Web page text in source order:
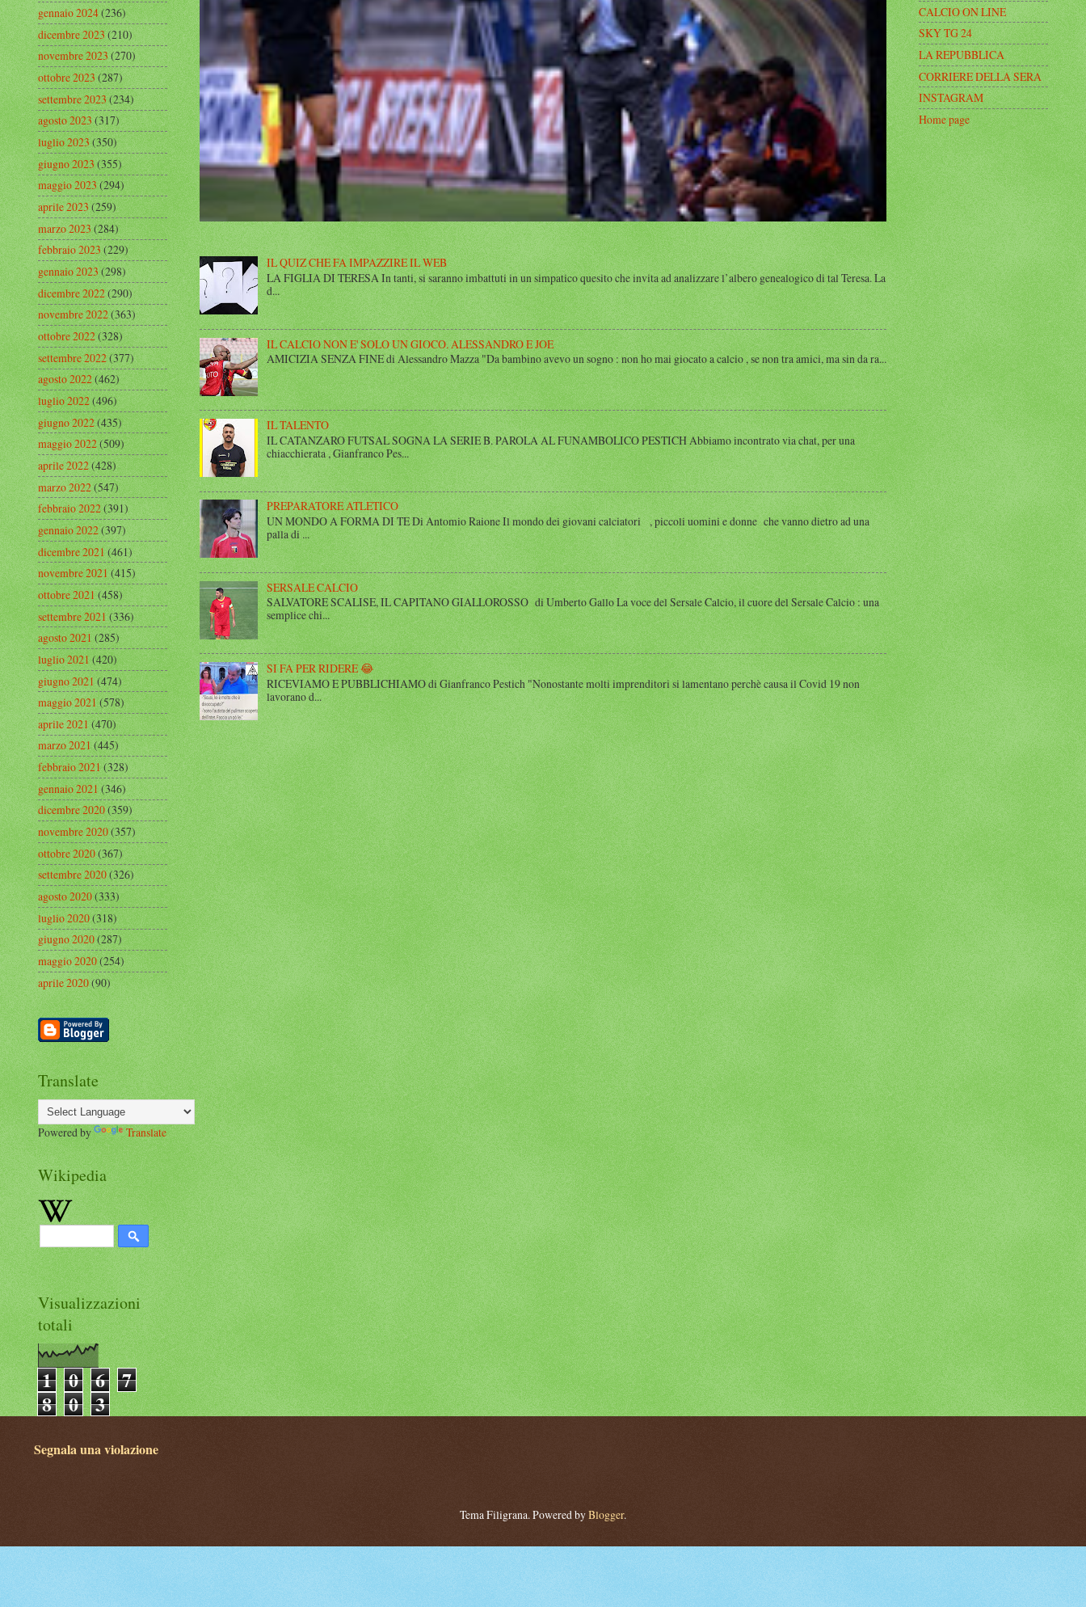
IL QUIZ CHE FA IMPAZZIRE IL WEB
LA FIGLIA DI TERESA In tanti, si saranno imbattuti in un simpatico quesito che invita ad analizzare l’albero genealogico di tal Teresa. La
d...
IL CALCIO NON E' SOLO UN GIOCO. ALESSANDRO E JOE
AMICIZIA SENZA FINE di Alessandro Mazza "Da bambino avevo un sogno : non ho mai giocato a calcio , se non tra amici, ma sin da ra...
IL TALENTO
IL CATANZARO FUTSAL SOGNA LA SERIE B. PAROLA AL FUNAMBOLICO PESTICH Abbiamo incontrato via chat, per una
chiacchierata , Gianfranco Pes...
PREPARATORE ATLETICO
UN MONDO A FORMA DI TE Di Antomio Raione Il mondo dei giovani calciatori , piccoli uomini e donne che vanno dietro ad una
palla di ...
SERSALE CALCIO
SALVATORE SCALISE, IL CAPITANO GIALLOROSSO di Umberto Gallo La voce del Sersale Calcio, il cuore del Sersale Calcio : una
semplice chi...
SI FA PER RIDERE 😂
RICEVIAMO E PUBBLICHIAMO di Gianfranco Pestich "Nonostante molti imprenditori si lamentano perchè causa il Covid 19 non
lavorano d...
gennaio 2024(236)
dicembre 2023(210)
novembre 2023(270)
ottobre 2023(287)
settembre 2023(234)
agosto 2023(317)
luglio 2023(350)
giugno 2023(355)
maggio 2023(294)
aprile 2023(259)
marzo 2023(284)
febbraio 2023(229)
gennaio 2023(298)
dicembre 2022(290)
novembre 2022(363)
ottobre 2022(328)
settembre 2022(377)
agosto 2022(462)
luglio 2022(496)
giugno 2022(435)
maggio 2022(509)
aprile 2022(428)
marzo 2022(547)
febbraio 2022(391)
gennaio 2022(397)
dicembre 2021(461)
novembre 2021(415)
ottobre 2021(458)
settembre 2021(336)
agosto 2021(285)
luglio 2021(420)
giugno 2021(474)
maggio 2021(578)
aprile 2021(470)
marzo 2021(445)
febbraio 2021(328)
gennaio 2021(346)
dicembre 2020(359)
novembre 2020(357)
ottobre 2020(367)
settembre 2020(326)
agosto 2020(333)
luglio 2020(318)
giugno 2020(287)
maggio 2020(254)
aprile 2020(90)
Translate
Powered by Translate
Wikipedia
Visualizzazioni
totali
1 0 6 7
8 0 3
CALCIO ON LINE
SKY TG 24
LA REPUBBLICA
CORRIERE DELLA SERA
INSTAGRAM
Home page
Segnala una violazione
Tema Filigrana. Powered byBlogger.